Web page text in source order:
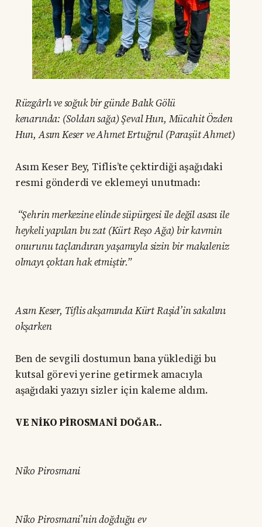
Rüzgârlı ve soğuk bir günde Balık Gölü
kenarında: (Soldan sağa) Şeval Hun, Mücahit Özden
Hun, Asım Keser ve Ahmet Ertuğrul (Paraşüt Ahmet)
Asım Keser Bey, Tiflis’te çektirdiği aşağıdaki
resmi gönderdi ve eklemeyi unutmadı:
“Şehrin merkezine elinde süpürgesi ile değil asası ile
heykeli yapılan bu zat (Kürt Reşo Ağa) bir kavmin
onurunu taçlandıran yaşamıyla sizin bir makaleniz
olmayı çoktan hak etmiştir.”
Asım Keser, Tiflis akşamında Kürt Raşid’in sakalını
okşarken
Ben de sevgili dostumun bana yüklediği bu
kutsal görevi yerine getirmek amacıyla
aşağıdaki yazıyı sizler için kaleme aldım.
VE NİKO PİROSMANİ DOĞAR..
Niko Pirosmani
Niko Pirosmani’nin doğduğu ev